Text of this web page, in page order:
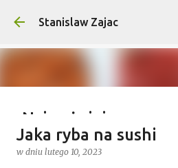
Przejdź do głównej
Stanislaw Zajac
Najważniejsze
wyprawy
wiedzieć?
Jaka ryba na sushi
w dniu lutego 10, 2023